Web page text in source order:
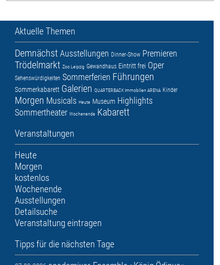
Aktuelle Themen
Demnächst Ausstellungen Dinner-Show Premieren
Trödelmarkt Zoo Leipzig Gewandhaus Eintritt frei Oper
Sehenswürdigkeiten Sommerferien Führungen
Sommerkabarett Galerien QUARTERBACK Immobilien ARENA Kinder
Morgen Musicals Heute Museum Highlights
Sommertheater Wochenende Kabarett
Veranstaltungen
Heute
Morgen
kostenlos
Wochenende
Ausstellungen
Detailsuche
Veranstaltung eintragen
Tipps für die nächsten Tage